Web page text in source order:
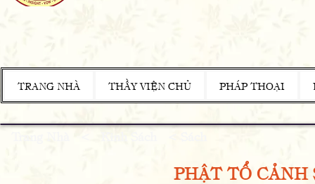
TRANG NHÀ THẦY VIỆN CHỦ PHÁP THOẠI
PHẬT TỔ CẢNH